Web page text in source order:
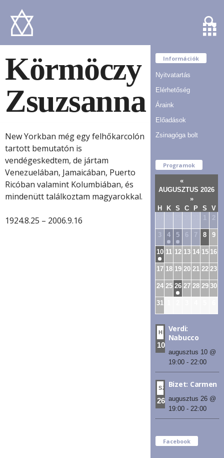
Körmöczy
Zsuzsanna
New Yorkban még egy felhőkarcolón
tartott bemutatón is
vendégeskedtem, de jártam
Venezuelában, Jamaicában, Puerto
Ricóban valamint Kolumbiában, és
mindenütt találkoztam magyarokkal.
1924.8.25 – 2006.9.16
Információk
Nyitvatartás
Elérhetőség
Áraink
Előadások
Zsinagóga bolt
Programok
«
AUGUSZTUS 2026
»
H
K S C P S
V
2
3 4 5 6 7 8 9
10 11 12 13 14 15 16
17 18 19 20 21 22 23
24 25 26 27 28 29 30
31
HÉT
10
Verdi:
Nabucco
augusztus 10 @
19:00- 22:00
SZE
26
Bizet: Carmen
augusztus 26 @
19:00- 22:00
Facebook